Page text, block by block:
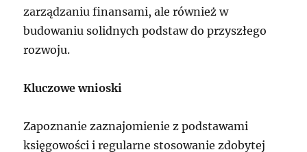
zarządzaniu finansami, ale również w
budowaniu solidnych podstaw do przyszłego
rozwoju.
Kluczowe wnioski
Zapoznanie zaznajomienie z podstawami
księgowości i regularne stosowanie zdobytej